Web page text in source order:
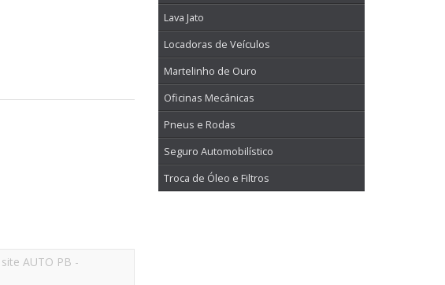
Lava Jato
Locadoras de Veículos
Martelinho de Ouro
Oficinas Mecânicas
Pneus e Rodas
Seguro Automobilístico
Troca de Óleo e Filtros